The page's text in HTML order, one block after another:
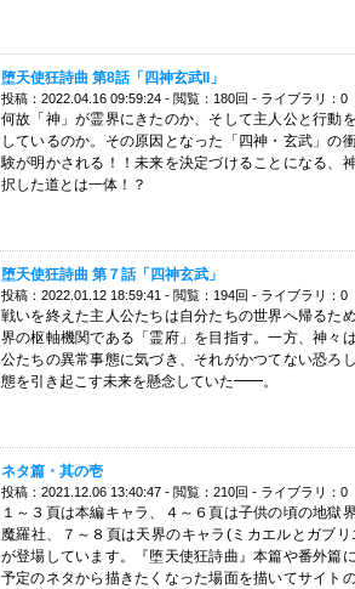
堕天使狂詩曲 第8話「四神玄武II」
投稿：2022.04.16 09:59:24 - 閲覧：180回 - ライブラリ：0
何故「神」が霊界にきたのか、そして主人公と行動
しているのか。その原因となった「四神・玄武」の
験が明かされる！！未来を決定づけることになる、
択した道とは一体！？
堕天使狂詩曲 第７話「四神玄武」
投稿：2022.01.12 18:59:41 - 閲覧：194回 - ライブラリ：0
戦いを終えた主人公たちは自分たちの世界へ帰るた
界の枢軸機関である「霊府」を目指す。一方、神々
公たちの異常事態に気づき、それがかつてない恐ろ
態を引き起こす未来を懸念していた━━。
ネタ篇・其の壱
投稿：2021.12.06 13:40:47 - 閲覧：210回 - ライブラリ：0
１～３頁は本編キャラ、４～６頁は子供の頃の地獄
魔羅社、７～８頁は天界のキャラ(ミカエルとガブリ
が登場しています。『堕天使狂詩曲』本篇や番外篇
予定のネタから描きたくなった場面を描いてサイト